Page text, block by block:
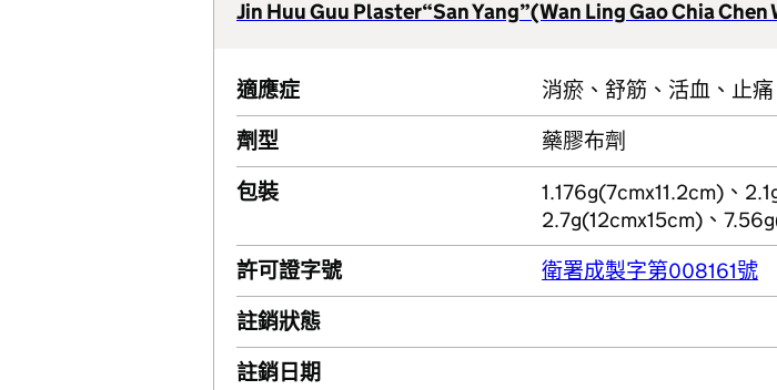
Jin Huu Guu Plaster“San Yang”(Wan Ling Gao Chia Chen
適應症
消瘀、舒筋、活血、止
劑型
藥膠布劑
包裝
1.176g(7cmx11.2cm)、
2.7g(12cmx15cm)、
許可證字號
衛署成製字第008161號
註銷狀態
註銷日期